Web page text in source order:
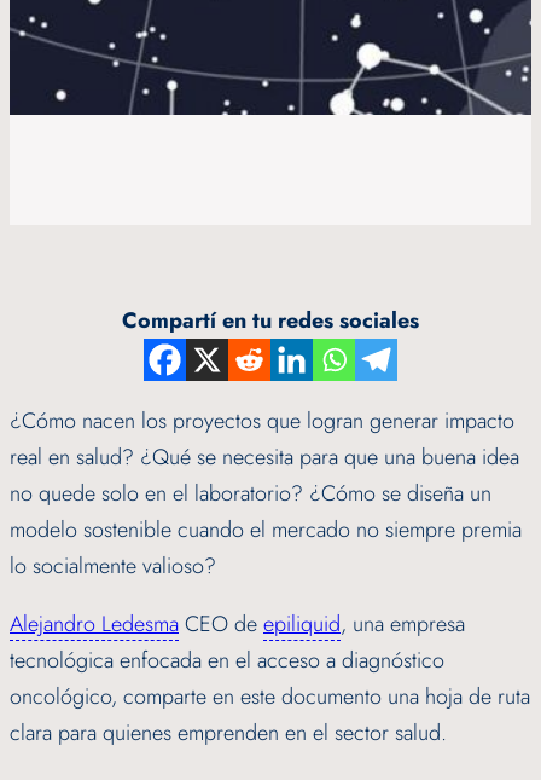
Compartí en tu redes sociales
¿Cómo nacen los proyectos que logran generar impacto
real en salud? ¿Qué se necesita para que una buena idea
no quede solo en el laboratorio? ¿Cómo se diseña un
modelo sostenible cuando el mercado no siempre premia
lo socialmente valioso?
Alejandro LedesmaCEO deepiliquid, una empresa
tecnológica enfocada en el acceso a diagnóstico
oncológico, comparte en este documento una hoja de ruta
clara para quienes emprenden en el sector salud.